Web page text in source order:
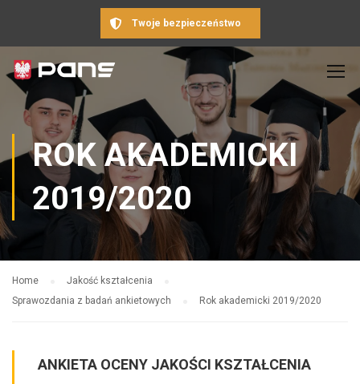
Twoje bezpieczeństwo
ROK AKADEMICKI
2019/2020
Home
Jakość kształcenia
Sprawozdania z badań ankietowych
Rok akademicki 2019/2020
ANKIETA OCENY JAKOŚCI KSZTAŁCENIA